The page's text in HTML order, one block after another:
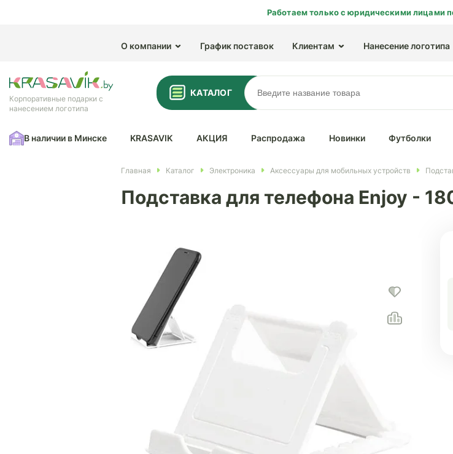
Работаем только с юридическими лицами
О компании График поставок Клиентам Нанесение логотипа
Корпоративные подарки с
нанесением логотипа
КАТАЛОГ
В наличии в Минске KRASAVIK АКЦИЯ Распродажа Новинки Футболки
Главная Каталог Электроника Аксессуары для мобильных устройств
Подставка для телефона Enjoy -